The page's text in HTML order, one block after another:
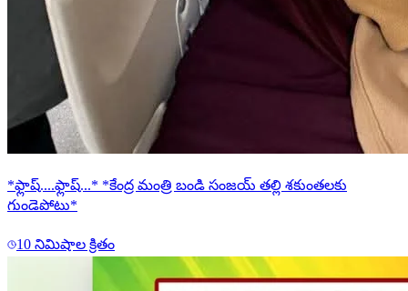
*ఫ్లాష్....ఫ్లాష్...* *కేంద్ర మంత్రి బండి సంజయ్ తల్లి శకుంతలకు
గుండెపోటు*
10 నిమిషాల క్రితం